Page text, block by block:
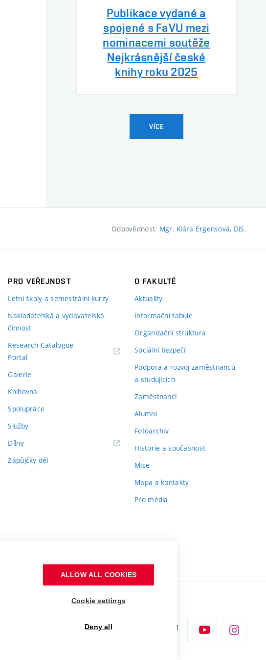
Publikace vydané a
spojené s FaVU mezi
nominacemi soutěže
Nejkrásnější české
knihy roku 2025
VÍCE
Odpovědnost: Mgr. Klára Ergensová, DiS.
PRO VEŘEJNOST
Letní školy a semestrální kurzy
Nakladatelská a vydavatelská
činnost
Research Catalogue
Portal
Galerie
Knihovna
Spolupráce
Služby
Dílny
Zápůjčky děl
O FAKULTĚ
Aktuality
Informační tabule
Organizační struktura
Sociální bezpečí
Podpora a rozvoj zaměstnanců
a studujících
Zaměstnanci
Alumni
Fotoarchiv
Historie a současnost
Mise
Mapa a kontakty
Pro média
ALLOW ALL COOKIES
Cookie settings
Deny all